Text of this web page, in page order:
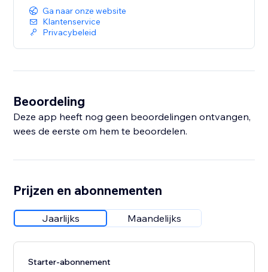
Ga naar onze website
Klantenservice
Privacybeleid
Beoordeling
Deze app heeft nog geen beoordelingen ontvangen,
wees de eerste om hem te beoordelen.
Prijzen en abonnementen
Jaarlijks Maandelijks
Starter-abonnement